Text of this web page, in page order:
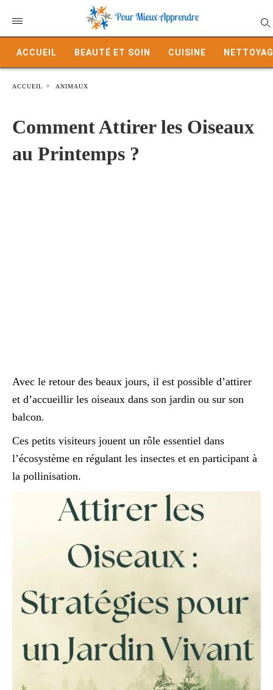
ACCUEIL BEAUTÉ ET SOIN CUISINE
ACCUEIL ANIMAUX
Comment Attirer les Oiseaux
au Printemps ?
Avec le retour des beaux jours, il est possible d’attirer
et d’accueillir les oiseaux dans son jardin ou sur son
balcon.
Ces petits visiteurs jouent un rôle essentiel dans
l’écosystème en régulant les insectes et en participant à
la pollinisation.